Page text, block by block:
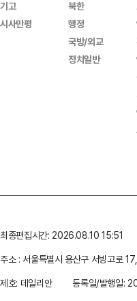
기고
시사만평
북한
행정
국방/외교
정치일반
최종편집시간: 2026.08.10 15:51
주소 : 서울특별시 용산구 서빙고로
제호: 데일리안
등록일/발행일: